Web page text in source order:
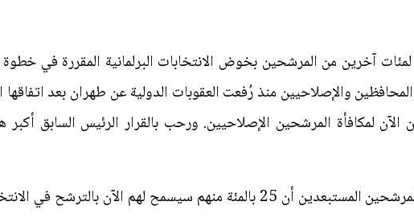
آخرين من المرشحين بخوض الانتخابات البرلمانية المقررة في
والإصلاحيين منذ رُفعت العقوبات الدولية عن طهران بعد اتفاقها
لمكافأة المرشحين الإصلاحيين. ورحب بالقرار الرئيس السابق
ونقلت وكالة أنباء فارس عن رفسنجاني قوله "الخبر الجيد للمرشحين المستبعدين أن 25 بالمئة منهم سيسمح لهم الآن